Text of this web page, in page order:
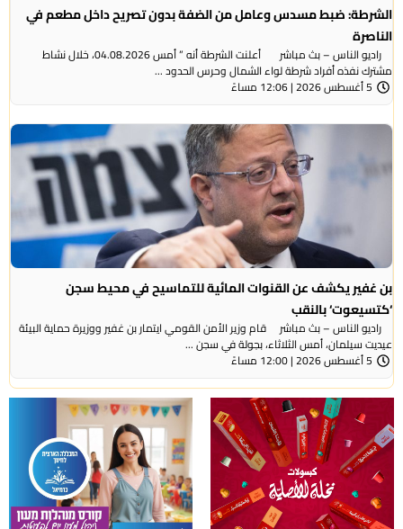
الشرطة: ضبط مسدس وعامل من الضفة بدون تصريح داخل مطعم في
الناصرة
راديو الناس – بث مباشر أعلنت الشرطة أنه ” أمس 04.08.2026، خلال نشاط
مشترك نفذه أفراد شرطة لواء الشمال وحرس الحدود ...
5 أغسطس 2026 | 12:06 مساءً
بن غفير يكشف عن القنوات المائية للتماسيح في محيط سجن
‘كتسيعوت‘ بالنقب
راديو الناس – بث مباشر قام وزير الأمن القومي ايتمار بن غفير ووزيرة حماية البيئة
عيديت سيلمان، أمس الثلاثاء، بجولة في سجن ...
5 أغسطس 2026 | 12:00 مساءً